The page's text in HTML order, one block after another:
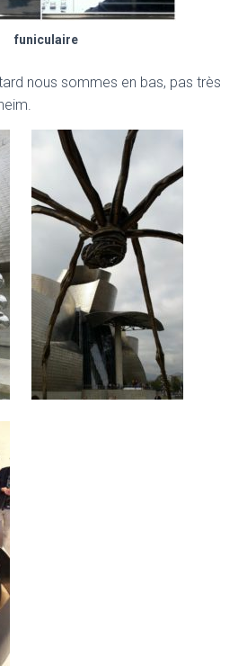
funiculaire
nous sommes en bas, pas très